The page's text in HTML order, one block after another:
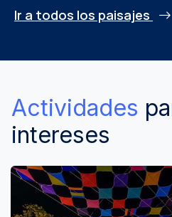
Ir a todos los paisajes
Actividades
intereses